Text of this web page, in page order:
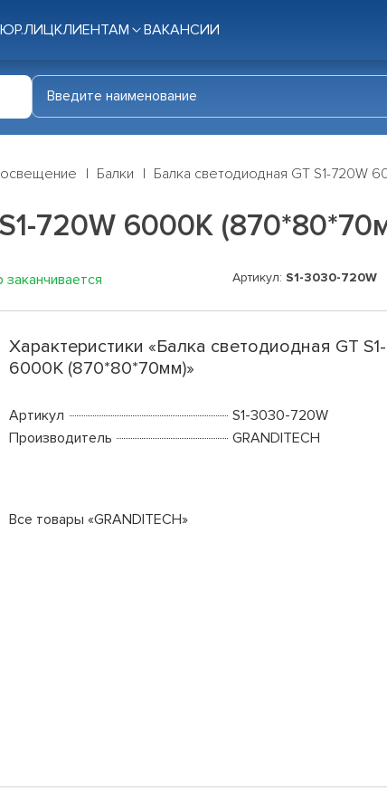
КЛИЕНТАМ ВАКАНСИИ
Балки Балка светодиодная GT S1-720W
720W 6000K
заканчивается Артикул: S1-3030-720W
Характеристики «Балка светодиодная GT
6000K (870*80*70мм)»
Артикул
S1-3030-720W
Производитель
GRANDITECH
Все товары «GRANDITECH»